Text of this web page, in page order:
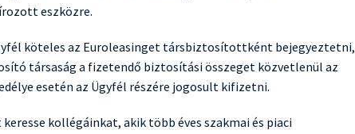
eszközre.
köteles az Euroleasinget társbiztosítottként bejegyeztetni,
társaság a fizetendő biztosítási összeget közvetlenül az
esetén az Ügyfél részére jogosult kifizetni.
kollégáinkat, akik több éves szakmai és piaci